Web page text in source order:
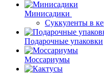
Минисадики
Суккуленты в
Подарочные упаковки
Моссариумы